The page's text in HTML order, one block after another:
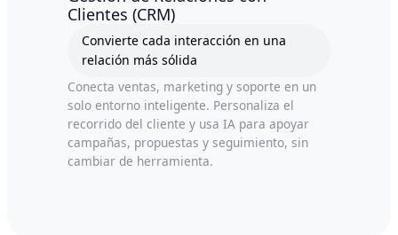
Clientes (CRM)
Convierte cada interacción en una
relación más sólida
Conecta ventas, marketing y soporte en un
solo entorno inteligente. Personaliza el
recorrido del cliente y usa IA para apoyar
campañas, propuestas y seguimiento, sin
cambiar de herramienta.